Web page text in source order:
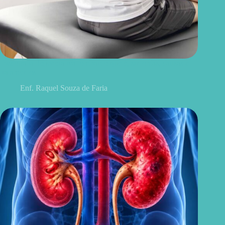
Enf. Raquel Souza de Faria